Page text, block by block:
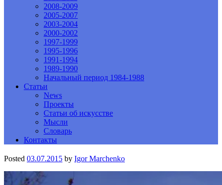
2008-2009
2005-2007
2003-2004
2000-2002
1997-1999
1995-1996
1991-1994
1989-1990
Начальный период 1984-1988
Статьи
News
Проекты
Статьи об искусстве
Мысли
Словарь
Контакты
Posted 03.07.2015 by Igor Marchenko